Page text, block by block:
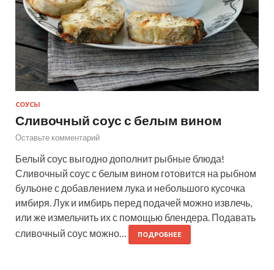
СОУСЫ
Сливочный соус с белым вином
Оставьте комментарий
Белый соус выгодно дополнит рыбные блюда!
Сливочный соус с белым вином готовится на рыбном
бульоне с добавлением лука и небольшого кусочка
имбиря. Лук и имбирь перед подачей можно извлечь,
или же измельчить их с помощью блендера. Подавать
сливочный соус можно…
ПОДРОБНЕЕ